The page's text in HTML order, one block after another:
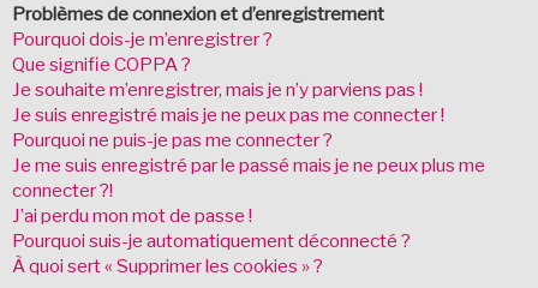
Problèmes de connexion et d’enregistrement
Pourquoi dois-je m’enregistrer ?
Que signifie COPPA ?
Je souhaite m’enregistrer, mais je n’y parviens pas !
Je suis enregistré mais je ne peux pas me connecter !
Pourquoi ne puis-je pas me connecter ?
Je me suis enregistré par le passé mais je ne peux plus me
connecter ?!
J’ai perdu mon mot de passe !
Pourquoi suis-je automatiquement déconnecté ?
À quoi sert « Supprimer les cookies » ?